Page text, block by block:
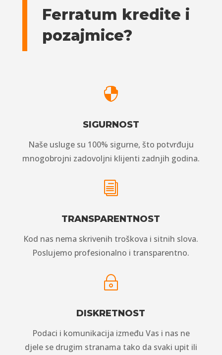
Ferratum kredite i
pozajmice?

SIGURNOST
Naše usluge su 100% sigurne, što potvrđuju
mnogobrojni zadovoljni klijenti zadnjih godina.
i
TRANSPARENTNOST
Kod nas nema skrivenih troškova i sitnih slova.
Poslujemo profesionalno i transparentno.
~
DISKRETNOST
Podaci i komunikacija između Vas i nas ne
djele se drugim stranama tako da svaki upit ili